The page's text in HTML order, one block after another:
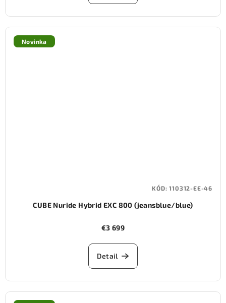
Novinka
CUBE Nuride Hybrid EXC 800 (jeansblue/blue)
€3 699
Detail
KÓD:110312-EE-46